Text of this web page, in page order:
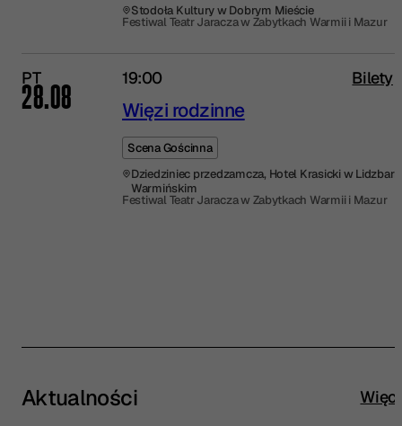
Stodoła Kultury w Dobrym Mieście
Festiwal Teatr Jaracza w Zabytkach Warmii i Mazur
PT
28.08
19:00
Więzi rodzinne
Scena Gościnna
Dziedziniec przedzamcza, Hotel Krasicki w
Warmińskim
Festiwal Teatr Jaracza w Zabytkach Warmii i Mazur
Bilety
Aktualności